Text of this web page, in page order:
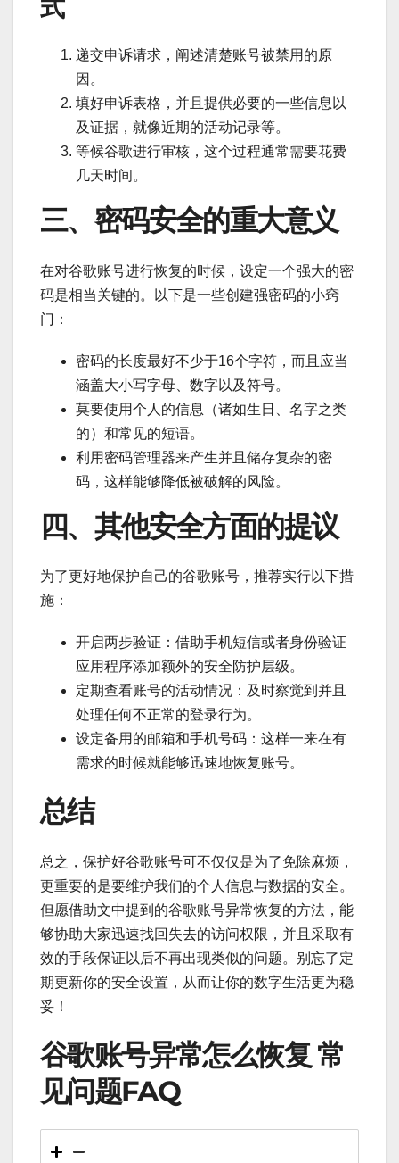
式
递交申诉请求，阐述清楚账号被禁用的原
因。
填好申诉表格，并且提供必要的一些信息以
及证据，就像近期的活动记录等。
等候谷歌进行审核，这个过程通常需要花费
几天时间。
三、密码安全的重大意义
在对谷歌账号进行恢复的时候，设定一个强大的密
码是相当关键的。以下是一些创建强密码的小窍
门：
密码的长度最好不少于16个字符，而且应当
涵盖大小写字母、数字以及符号。
莫要使用个人的信息（诸如生日、名字之类
的）和常见的短语。
利用密码管理器来产生并且储存复杂的密
码，这样能够降低被破解的风险。
四、其他安全方面的提议
为了更好地保护自己的谷歌账号，推荐实行以下措
施：
开启两步验证：借助手机短信或者身份验证
应用程序添加额外的安全防护层级。
定期查看账号的活动情况：及时察觉到并且
处理任何不正常的登录行为。
设定备用的邮箱和手机号码：这样一来在有
需求的时候就能够迅速地恢复账号。
总结
总之，保护好谷歌账号可不仅仅是为了免除麻烦，
更重要的是要维护我们的个人信息与数据的安全。
但愿借助文中提到的谷歌账号异常恢复的方法，能
够协助大家迅速找回失去的访问权限，并且采取有
效的手段保证以后不再出现类似的问题。别忘了定
期更新你的安全设置，从而让你的数字生活更为稳
妥！
谷歌账号异常怎么恢复 常
见问题FAQ